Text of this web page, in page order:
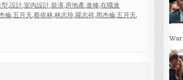
型,設計,室內設計,裝潢,房地產,進修,在職進
倫,五月天,蔡依林,林志玲,羅志祥,周杰倫,五月天,